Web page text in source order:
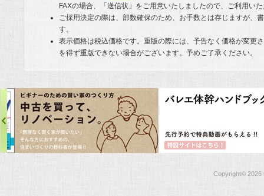
FAXの場合、「送信状」をご用意いたしましたので、ご利用い
ご採用決定の際は、部数確保のため、お手数とは存じますが、
す。
表示価格は税込価格です。重版の際には、予告なく価格が変更
を得ず重版できない場合がございます。予めご了承ください。
Copyright© 2026